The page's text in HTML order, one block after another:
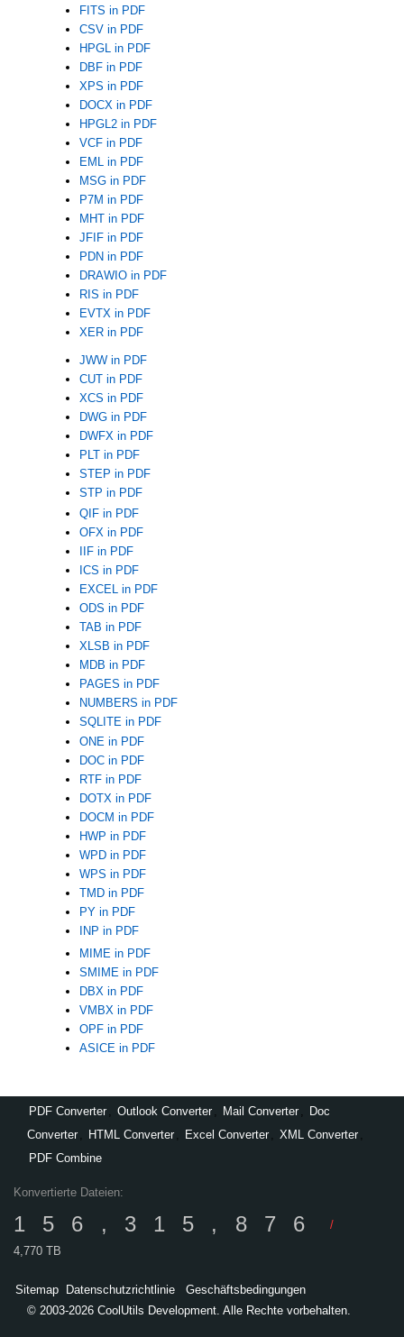
FITS in PDF
CSV in PDF
HPGL in PDF
DBF in PDF
XPS in PDF
DOCX in PDF
HPGL2 in PDF
VCF in PDF
EML in PDF
MSG in PDF
P7M in PDF
MHT in PDF
JFIF in PDF
PDN in PDF
DRAWIO in PDF
RIS in PDF
EVTX in PDF
XER in PDF
JWW in PDF
CUT in PDF
XCS in PDF
DWG in PDF
DWFX in PDF
PLT in PDF
STEP in PDF
STP in PDF
QIF in PDF
OFX in PDF
IIF in PDF
ICS in PDF
EXCEL in PDF
ODS in PDF
TAB in PDF
XLSB in PDF
MDB in PDF
PAGES in PDF
NUMBERS in PDF
SQLITE in PDF
ONE in PDF
DOC in PDF
RTF in PDF
DOTX in PDF
DOCM in PDF
HWP in PDF
WPD in PDF
WPS in PDF
TMD in PDF
PY in PDF
INP in PDF
MIME in PDF
SMIME in PDF
DBX in PDF
VMBX in PDF
OPF in PDF
ASICE in PDF
PDF Converter Outlook Converter Mail Converter
Doc
Converter
HTML Converter Excel Converter XML Converter
PDF Combine
Konvertierte Dateien:
156,315,876
/
4,770 TB
Sitemap Datenschutzrichtlinie
Geschäftsbedingungen
© 2003-2026 CoolUtils Development. Alle Rechte vorbehalten.